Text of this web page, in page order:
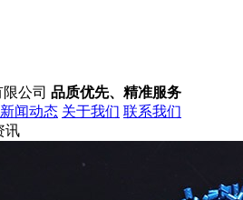
公司 品质优先、精准服务
新闻动态 关于我们 联系我们
讯